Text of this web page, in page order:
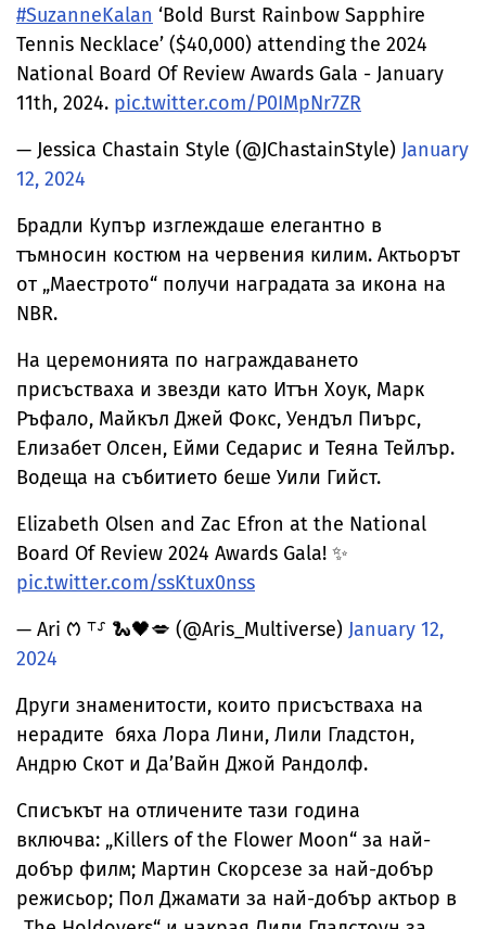
#SuzanneKalan ‘Bold Burst Rainbow Sapphire
Tennis Necklace’ ($40,000) attending the 2024
National Board Of Review Awards Gala - January
11th, 2024. pic.twitter.com/P0IMpNr7ZR
— Jessica Chastain Style (@JChastainStyle) January
12, 2024
Брадли Купър изглеждаше елегантно в
тъмносин костюм на червения килим. Актьорът
от „Маестрото“ получи наградата за икона на
NBR.
На церемонията по награждаването
присъстваха и звезди като Итън Хоук, Марк
Ръфало, Майкъл Джей Фокс, Уендъл Пиърс,
Елизабет Олсен, Ейми Седарис и Теяна Тейлър.
Водеща на събитието беше Уили Гийст.
Elizabeth Olsen and Zac Efron at the National
Board Of Review 2024 Awards Gala! ✨
pic.twitter.com/ssKtux0nss
— Ari ᱬ ⸆⸉ 🐍🖤💋 (@Aris_Multiverse) January 12,
2024
Други знаменитости, които присъстваха на
нерадите бяха Лора Лини, Лили Гладстон,
Андрю Скот и Да’Вайн Джой Рандолф.
Списъкът на отличените тази година
включва: „Killers of the Flower Moon“ за най-
добър филм; Мартин Скорсезе за най-добър
режисьор; Пол Джамати за най-добър актьор в